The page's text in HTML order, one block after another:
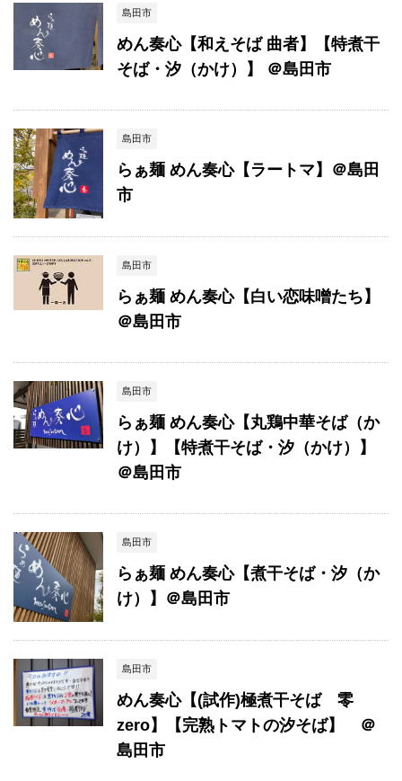
島田市
めん奏心【和えそば 曲者】【特煮干
そば・汐（かけ）】 ＠島田市
島田市
らぁ麺 めん奏心【ラートマ】＠島田
市
島田市
らぁ麺 めん奏心【白い恋味噌たち】
＠島田市
島田市
らぁ麺 めん奏心【丸鶏中華そば（か
け）】【特煮干そば・汐（かけ）】
＠島田市
島田市
らぁ麺 めん奏心【煮干そば・汐（か
け）】＠島田市
島田市
めん奏心【(試作)極煮干そば 零
zero】【完熟トマトの汐そば】 ＠
島田市